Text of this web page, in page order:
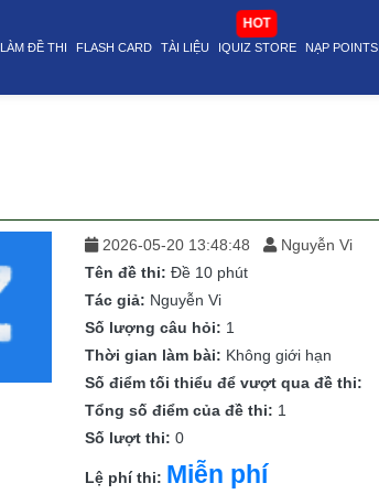
LÀM ĐỀ THI FLASH CARD TÀI LIỆU IQUIZ STORE
HOT
NẠP POINTS
2026-05-20 13:48:48
Nguyễn Vi
Tên đề thi:Đề 10 phút
Tác giả: Nguyễn Vi
Số lượng câu hỏi: 1
Thời gian làm bài: Không giới hạn
Số điểm tối thiểu để vượt qua đề thi:
Tổng số điểm của đề thi: 1
Số lượt thi:0
Lệ phí thi: Miễn phí